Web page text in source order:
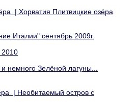
| Хорватия Плитвицкие озёра
Италии" сентябрь 2009г.
Зелёной лагуны...
| Необитаемый остров с